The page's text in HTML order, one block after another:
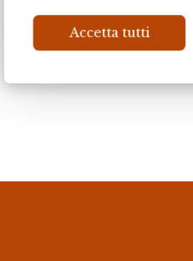
Accetta tutti
bathrooms for
contract